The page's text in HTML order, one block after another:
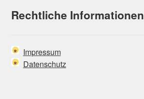
Rechtliche Informationen
Impressum
Datenschutz